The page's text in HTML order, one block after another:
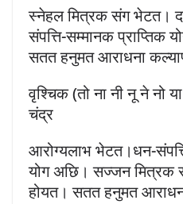
स्नेहल मित्रक संग भेटत।
संपत्ति-सम्मानक प्राप्तिक
सतत हनुमत आराधना
वृश्चिक (तो ना नी नू ने नो
चंद्र
आरोग्यलाभ भेटत।धन-
योग अछि। सज्जन मित्रक
होयत। सतत हनुमत